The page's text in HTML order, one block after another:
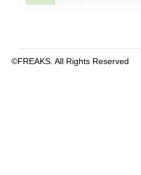
©FREAKS. All Rights Reserved